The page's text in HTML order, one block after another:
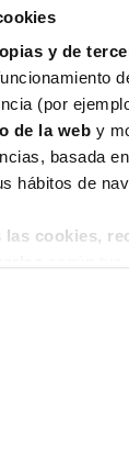
y de
(por
de la web y
basada
hábitos de
las cookies,
Cove
con los
colección y
en tonos
look
la
Cove
el
que
Plain